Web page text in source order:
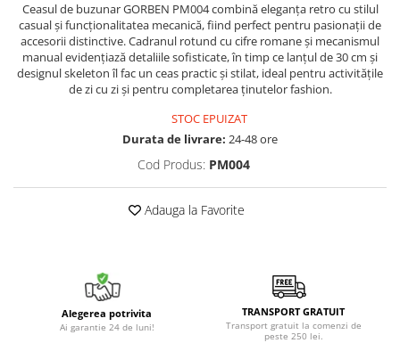
Ceasul de buzunar GORBEN PM004 combină eleganța retro cu stilul
casual și funcționalitatea mecanică, fiind perfect pentru pasionații de
accesorii distinctive. Cadranul rotund cu cifre romane și mecanismul
manual evidențiază detaliile sofisticate, în timp ce lanțul de 30 cm și
designul skeleton îl fac un ceas practic și stilat, ideal pentru activitățile
de zi cu zi și pentru completarea ținutelor fashion.
STOC EPUIZAT
Durata de livrare: 24-48 ore
Cod Produs: PM004
Adauga la Favorite
Alegerea potrivita
Ai garantie 24 de luni!
TRANSPORT GRATUIT
Transport gratuit la comenzi de
peste 250 lei.